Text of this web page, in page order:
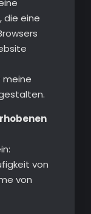
die eine
meine
von
von